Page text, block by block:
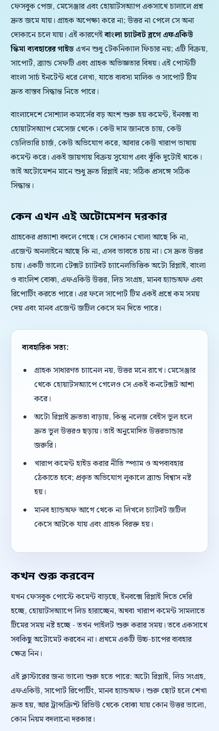
ফেসবুক পেজ, মেসেঞ্জার এবং হোয়াটসঅ্যাপ একসাথে চালালে প্রশ্ন
দ্রুত জমে যায়। গ্রাহক অপেক্ষা করে না; উত্তর না পেলে সে অন্য
দোকানে চলে যায়। এই কারণেইবাংলা চ্যাটবট ব্লগে এফএকিউ
স্কিমা ব্যবহারের গাইডএখন শুধু টেকনিক্যাল ফিচার নয়; এটি বিক্রয়,
সাপোর্ট, ব্র্যান্ড সেফটি এবং গ্রাহক অভিজ্ঞতার বিষয়। এই পোস্টটি
বাংলা সার্চ ইনটেন্ট ধরে লেখা, যাতে ব্যবসা মালিক ও সাপোর্ট টিম
দ্রুত বাস্তব সিদ্ধান্ত নিতে পারে।
বাংলাদেশে সোশ্যাল কমার্সের বড় অংশ শুরু হয় কমেন্ট, ইনবক্স বা
হোয়াটসঅ্যাপ মেসেজ থেকে। কেউ দাম জানতে চায়, কেউ
ডেলিভারি চার্জ, কেউ অভিযোগ করে, আবার কেউ খারাপ ভাষায়
কমেন্ট করে। একই জায়গায় বিক্রয় সুযোগ এবং ঝুঁকি দুটোই থাকে।
তাই অটোমেশন মানে শুধু দ্রুত রিপ্লাই নয়; সঠিক প্রসঙ্গে সঠিক
সিদ্ধান্ত।
কেন এখন এই অটোমেশন দরকার
গ্রাহকের প্রত্যাশা বদলে গেছে। সে দোকান খোলা আছে কি না,
এজেন্ট অনলাইনে আছে কি না, এসব ভাবতে চায় না। সে দ্রুত উত্তর
চায়। একটি ভালো টেক্সট চ্যাটবট চ্যানেলভিত্তিক অটো রিপ্লাই, বাংলা
ও বাংলিশ বোঝা, এফএকিউ উত্তর, লিড সংগ্রহ, মানব হ্যান্ডঅফ এবং
রিপোর্টিং করতে পারে। এর ফলে সাপোর্ট টিম একই প্রশ্নে কম সময়
দেয় এবং মানব এজেন্ট জটিল কেসে মন দিতে পারে।
ব্যবহারিক সত্য:
গ্রাহক সাধারণত চ্যানেল নয়, উত্তর মনে রাখে। মেসেঞ্জার
থেকে হোয়াটসঅ্যাপে গেলেও সে একই কনটেক্সট আশা
করে।
অটো রিপ্লাই দ্রুততা বাড়ায়, কিন্তু নলেজ বেইস ভুল হলে
দ্রুত ভুল উত্তরও ছড়ায়। তাই অনুমোদিত উত্তরভান্ডার
জরুরি।
খারাপ কমেন্ট হাইড করার নীতি স্প্যাম ও অপব্যবহার
ঠেকাতে হবে; প্রকৃত অভিযোগ লুকালে ব্র্যান্ড বিশ্বাস নষ্ট
হয়।
মানব হ্যান্ডঅফ আগে থেকে না লিখলে চ্যাটবট জটিল
কেসে আটকে যায় এবং গ্রাহক বিরক্ত হয়।
কখন শুরু করবেন
যখন ফেসবুক পোস্টে কমেন্ট বাড়ছে, ইনবক্সে রিপ্লাই দিতে দেরি
হচ্ছে, হোয়াটসঅ্যাপে লিড হারাচ্ছেন, অথবা খারাপ কমেন্ট সামলাতে
টিমের সময় নষ্ট হচ্ছে - তখন পাইলট শুরু করার সময়। তবে একসাথে
সবকিছু অটোমেট করবেন না। প্রথমে একটি উচ্চ-চাপের ব্যবহার
ক্ষেত্র নিন।
এই ক্লাস্টারের জন্য ভালো শুরু হতে পারে: অটো রিপ্লাই, লিড সংগ্রহ,
এফএকিউ, সাপোর্ট রিপোর্টিং, মানব হ্যান্ডঅফ। শুরু ছোট হলে শেখা
দ্রুত হয়, আর ট্রান্সক্রিপ্ট রিভিউ থেকে বোঝা যায় কোন উত্তর ভালো,
কোন নিয়ম বদলানো দরকার।